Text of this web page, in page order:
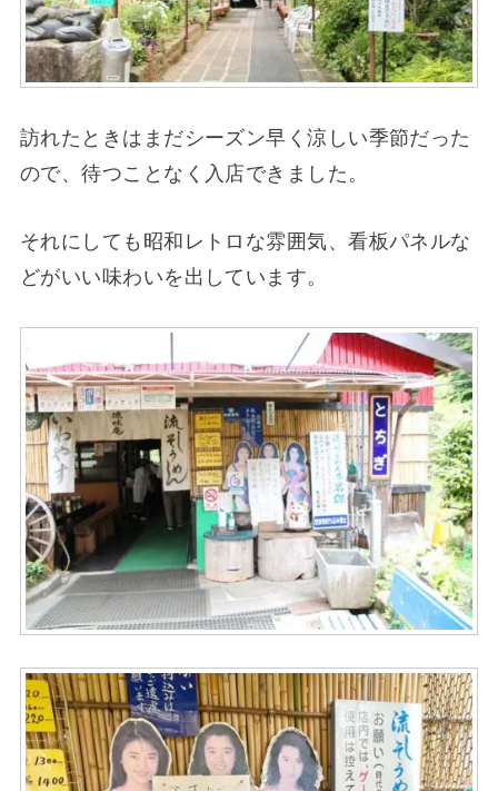
訪れたときはまだシーズン早く涼しい季節だった
ので、待つことなく入店できました。
それにしても昭和レトロな雰囲気、看板パネルな
どがいい味わいを出しています。